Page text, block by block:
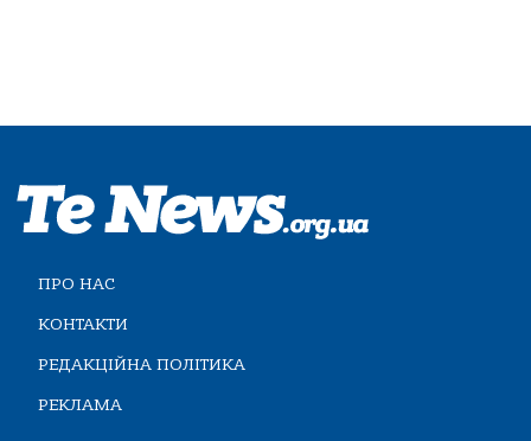
ПРО НАС
КОНТАКТИ
РЕДАКЦІЙНА ПОЛІТИКА
РЕКЛАМА